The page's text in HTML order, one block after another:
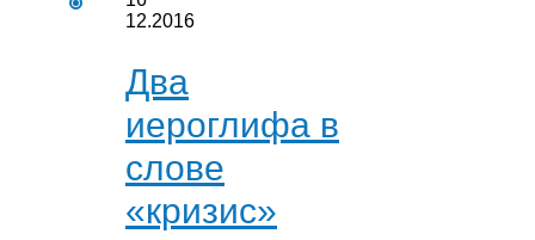
12.2016
Два
иероглифа в
слове
«кризис»